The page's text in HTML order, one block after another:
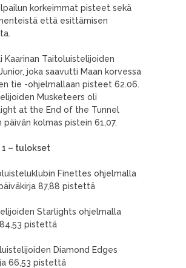
korkeimmat pisteet sekä
että esittämisen
Kaarinan Taitoluistelijoiden
joka saavutti Maan korvessa
tie -ohjelmallaan pisteet 62.06.
Musketeers oli
at the End of the Tunnel
kolmas pistein 61,07.
1 – tulokset
Finettes ohjelmalla
87,88 pistettä
Starlights ohjelmalla
pistettä
Diamond Edges
66,53 pistettä